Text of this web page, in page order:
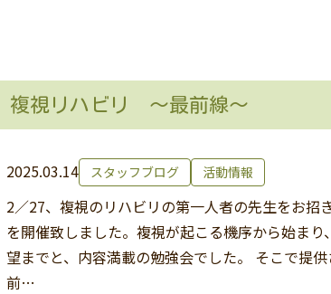
複視リハビリ ～最前線～
2025.03.14 スタッフブログ 活動情報
2／27、複視のリハビリの第一人者の先生をお招
を開催致しました。複視が起こる機序から始ま
望までと、内容満載の勉強会でした。 そこで提
前…